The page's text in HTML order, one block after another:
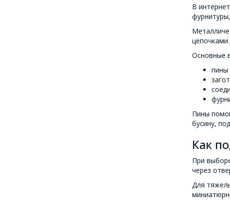
В
Основные
пины
Пины
бусину,
Как
При
через
Для